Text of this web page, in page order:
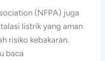
(NFPA) juga
listrik yang aman
risiko kebakaran.
baca